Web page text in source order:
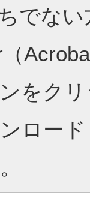
でな
（
をク
ロー